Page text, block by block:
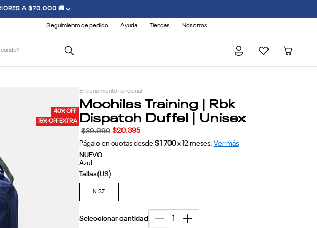
A $70.000 🚚
Seguimiento de pedido Ayuda Tiendas Nosotros
40% OFF
15% OFF EXTRA
Entrenamiento Funcional
Mochilas Training | Rbk
Dispatch Duffel | Unisex
$39.990 $20.395
Págalo en cuotas desde $1700 x 12meses. Ver más
NUEVO
Azul
N SZ